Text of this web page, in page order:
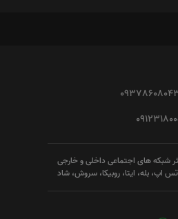
شبکه های اجتماعی داخلی و خارجی
اپ، بله، ایتا، روبیکا، سروش، شاد